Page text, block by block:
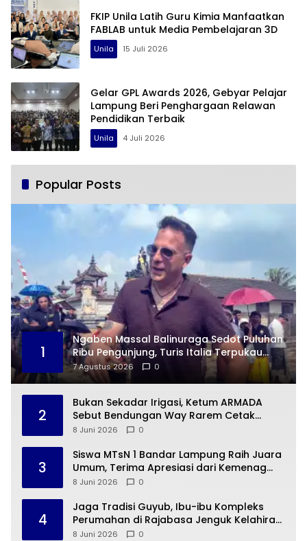
FKIP Unila Latih Guru Kimia Manfaatkan
FABLAB untuk Media Pembelajaran 3D
Unila 15 Juli 2026
Gelar GPL Awards 2026, Gebyar Pelajar
Lampung Beri Penghargaan Relawan
Pendidikan Terbaik
Unila 4 Juli 2026
Popular Posts
1
Ngaben Massal Balinuraga Sedot Puluhan
Ribu Pengunjung, Turis Italia Terpukau
dengan Budaya Indonesia
7 Agustus 2026 0
2
Bukan Sekadar Irigasi, Ketum ARMADA
Sebut Bendungan Way Rarem Cetak
Sejarah Peradaban Lampung
8 Juni 2026 0
3
Siswa MTsN 1 Bandar Lampung Raih Juara
Umum, Terima Apresiasi dari Kemenag
Kota Bandar Lampung
8 Juni 2026 0
4
Jaga Tradisi Guyub, Ibu-ibu Kompleks
Perumahan di Rajabasa Jenguk Kelahiran
Buah Hati Warga
8 Juni 2026 0